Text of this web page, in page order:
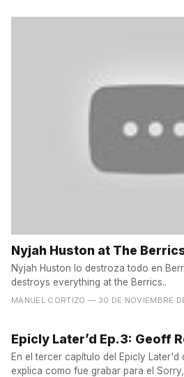
Nyjah Huston at The
Nyjah Huston lo destroza todo en
destroys everything at the Berrics..
MANUEL CORTIZO — 30 DE NOVIEMBRE
Epicly Later’d Ep.3: Geoff
En el tercer capítulo del Epicly
explica como fue grabar para el